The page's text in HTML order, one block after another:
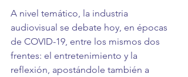
A nivel temático, la industria
audiovisual se debate hoy, en épocas
de COVID-19, entre los mismos dos
frentes: el entretenimiento y la
reflexión, apostándole también a